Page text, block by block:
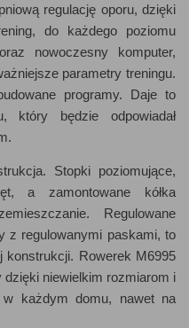
regulację oporu, dzięki
do każdego poziomu
nowoczesny komputer,
parametry treningu.
programy. Daje to
który będzie odpowiadał
Stopki poziomujące,
a zamontowane kółka
Regulowane
z regulowanymi paskami, to
konstrukcji. Rowerek M6995
niewielkim rozmiarom i
każdym domu, nawet na